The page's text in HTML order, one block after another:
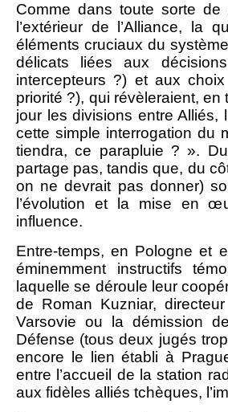
Comme dans toute sorte
l’extérieur de l’Alliance, la
éléments cruciaux du
délicats liées aux
intercepteurs ?) et aux
priorité ?), qui révèleraient,
jour les divisions entre Alliés,
cette simple interrogation du
tiendra, ce parapluie ? ».
partage pas, tandis que, du
on ne devrait pas donner)
l’évolution et la mise en
influence.
Entre-temps, en Pologne et
éminemment instructifs
laquelle se déroule leur
de Roman Kuzniar,
Varsovie ou la démission
Défense (tous deux jugés
encore le lien établi à
entre l’accueil de la station
aux fidèles alliés tchèques,